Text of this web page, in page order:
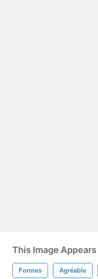
This Image
Formes Agréable